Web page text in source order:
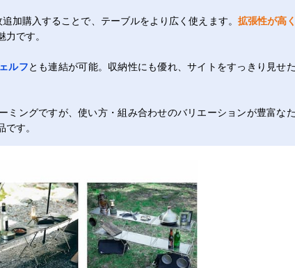
加購入することで、テーブルをより広く使えます。 拡張性が高
力です。
ルフとも連結が可能。収納性にも優れ、サイトをすっきり見せ
ミングですが、使い方・組み合わせのバリエーションが豊富な
す。